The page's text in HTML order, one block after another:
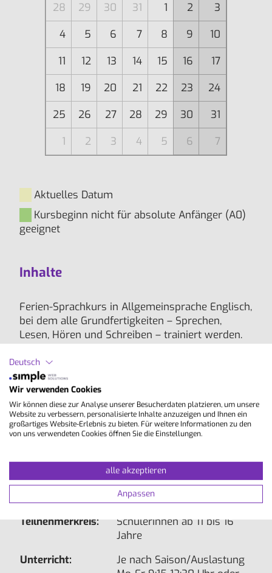
28
29 30 31 1 2
3
4
5 6 7 8 9
10
11
12 13 14 15 16
17
18
19 20 21 22 23
24
25
26 27 28 29 30
31
1
2 3 4 5 6 7
Aktuelles Datum
Kursbeginn nicht für absolute Anfänger (A0)
geeignet
Inhalte
Ferien-Sprachkurs in Allgemeinsprache Englisch,
bei dem alle Grundfertigkeiten – Sprechen,
Lesen, Hören und Schreiben – trainiert werden.
gestaltet, zum Beispiel mit Musik, Rollenspielen
und Gruppenarbeiten. Themen und Inhalte sind
speziell auf die Schüler abgestimmt.
Lektionen/Woche:
20 à 45 Min.
10 - 15
1 - 2 Wochen
Teilnehmerkreis:
SchülerInnen ab 11 bis 16
Jahre
Unterricht:
Je nach Saison/Auslastung
Deutsch
Wir verwenden Cookies
Wir können diese zur Analyse unserer Besucherdaten platzieren, um unsere
Website zu verbessern, personalisierte Inhalte anzuzeigen und Ihnen ein
großartiges Website-Erlebnis zu bieten. Für weitere Informationen zu den
von uns verwendeten Cookies öffnen Sie die Einstellungen.
alle akzeptieren
Anpassen